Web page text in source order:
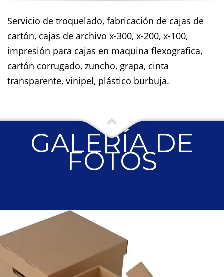
Servicio de troquelado, fabricación de cajas de
cartón, cajas de archivo x-300, x-200, x-100,
impresión para cajas en maquina flexografica,
cartón corrugado, zuncho, grapa, cinta
transparente, vinipel, plástico burbuja.
GALERÍA DE
FOTOS